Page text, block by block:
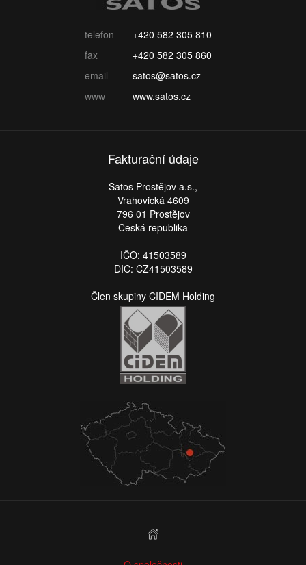
telefon
+420 582 305 810
fax
+420 582 305 860
email
satos@satos.cz
www
www.satos.cz
Fakturační údaje
Satos Prostějov a.s.,
Vrahovická 4609
796 01 Prostějov
Česká republika
IČO: 41503589
DIČ: CZ41503589
Člen skupiny CIDEM Holding